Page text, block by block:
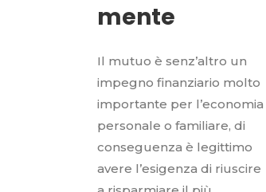
mente
Il mutuo è senz’altro un
impegno finanziario molto
importante per l’economia
personale o familiare, di
conseguenza è legittimo
avere l’esigenza di riuscire